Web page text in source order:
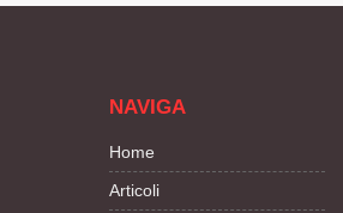
NAVIGA
Home
Articoli